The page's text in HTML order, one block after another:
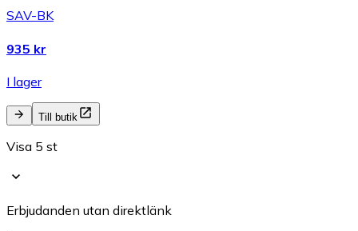
SAV-BK
935 kr
I lager
Till butik
Visa 5 st
Erbjudanden utan direktlänk